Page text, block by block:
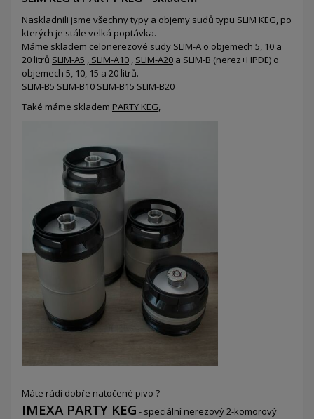
Naskladnili jsme všechny typy a objemy sudů typu SLIM KEG, po
kterých je stále velká poptávka.
Máme skladem celonerezové sudy SLIM-A o objemech 5, 10 a
20 litrů SLIM-A5 , SLIM-A10 , SLIM-A20 a SLIM-B (nerez+HPDE) o
objemech 5, 10, 15 a 20 litrů.
SLIM-B5 SLIM-B10 SLIM-B15 SLIM-B20
Také máme skladem PARTY KEG,
Máte rádi dobře natočené pivo ?
IMEXA PARTY KEG - speciální nerezový 2-komorový